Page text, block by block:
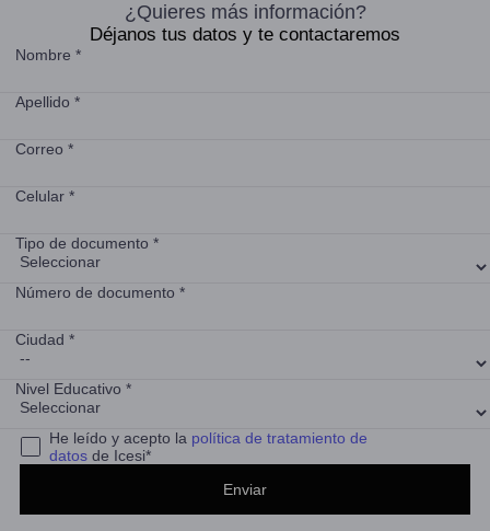
¿Quieres más información?
Déjanos tus datos y te contactaremos
Nombre *
Apellido *
Correo *
Celular *
Tipo de documento *
Número de documento *
Ciudad *
Nivel Educativo *
He leído y acepto la política de tratamiento de
datosde Icesi*